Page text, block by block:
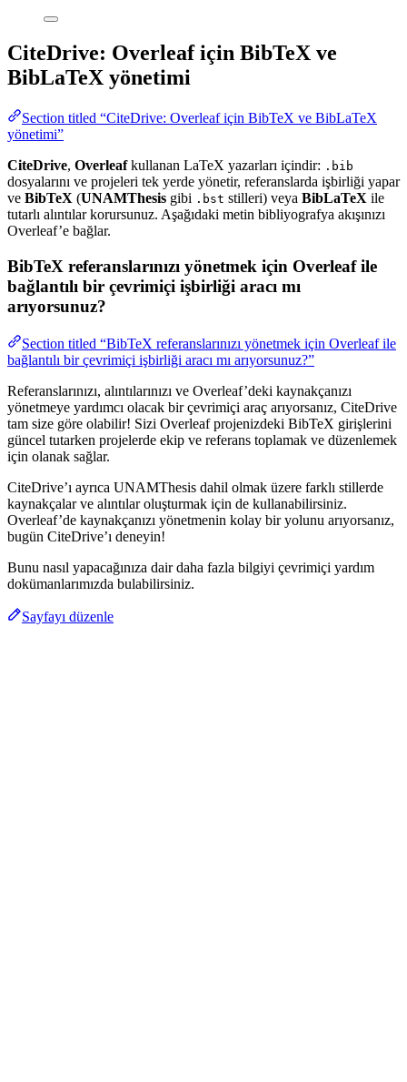
CiteDrive: Overleaf için BibTeX ve
BibLaTeX yönetimi
Section titled “CiteDrive: Overleaf için BibTeX ve BibLaTeX
yönetimi”
CiteDrive, Overleafkullanan LaTeX yazarları içindir: .bib
dosyalarını ve projeleri tek yerde yönetir, referanslarda işbirliği yapar
ve BibTeX (UNAMThesis gibi .bst stilleri) veya BibLaTeX ile
tutarlı alıntılar korursunuz. Aşağıdaki metin bibliyografya akışınızı
Overleaf’e bağlar.
BibTeX referanslarınızı yönetmek için Overleaf ile
bağlantılı bir çevrimiçi işbirliği aracı mı
arıyorsunuz?
Section titled “BibTeX referanslarınızı yönetmek için Overleaf ile
bağlantılı bir çevrimiçi işbirliği aracı mı arıyorsunuz?”
Referanslarınızı, alıntılarınızı ve Overleaf’deki kaynakçanızı
yönetmeye yardımcı olacak bir çevrimiçi araç arıyorsanız, CiteDrive
tam size göre olabilir! Sizi Overleaf projenizdeki BibTeX girişlerini
güncel tutarken projelerde ekip ve referans toplamak ve düzenlemek
için olanak sağlar.
CiteDrive’ı ayrıca UNAMThesis dahil olmak üzere farklı stillerde
kaynakçalar ve alıntılar oluşturmak için de kullanabilirsiniz.
Overleaf’de kaynakçanızı yönetmenin kolay bir yolunu arıyorsanız,
bugün CiteDrive’ı deneyin!
Bunu nasıl yapacağınıza dair daha fazla bilgiyi çevrimiçi yardım
dokümanlarımızda bulabilirsiniz.
Sayfayı düzenle